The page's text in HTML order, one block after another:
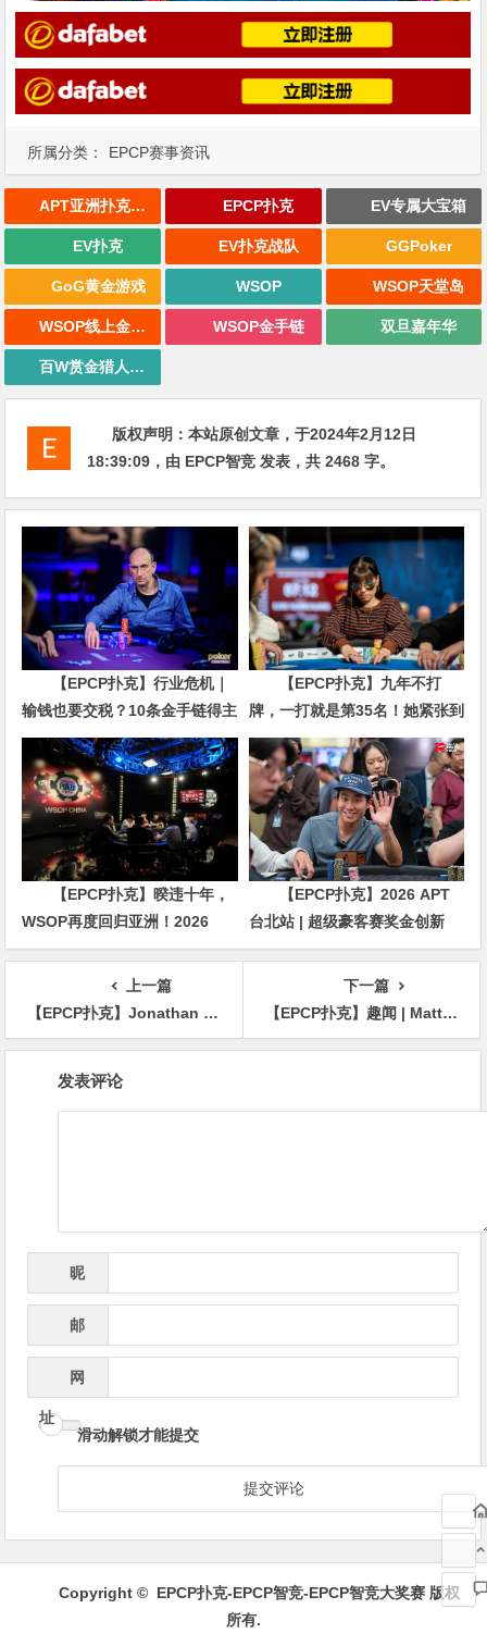
所属分类： EPCP赛事资讯
APT亚洲扑克巡回赛 EPCP扑克 EV专属大宝箱
EV扑克 EV扑克战队 GGPoker
GoG黄金游戏 WSOP WSOP天堂岛
WSOP线上金手链 WSOP金手链 双旦嘉年华
百W赏金猎人大奖赛
版权声明：本站原创文章，于2024年2月12日
18:39:09 ，由 EPCP智竞 发表，共 2468 字。
【EPCP扑克】行业危机｜
输钱也要交税？10条金手链得主
直言“扛不住”，主动砍掉四分之
三比赛
【EPCP扑克】九年不打
牌，一打就是第35名！她紧张到
脚悬空，但全世界以为她很淡定
【EPCP扑克】暌违十年，
WSOP再度回归亚洲！2026
APL济州站6月19-28日盛大登
【EPCP扑克】2026 APT
台北站 | 超级豪客赛奖金创新
高，美国选手Ethan
“Rampage” Yau领跑全场！
上一篇
【EPCP扑克】Jonathan Little在PokerGO Cup再夺一冠，获封年度PokerGO Cup Champion
下一篇
【EPCP扑克】趣闻 | Matt Berkey向丹牛开炮：该死的骗子,没有骨气的懦夫
发表评论
昵
邮
网
址
滑动解锁才能提交
Copyright © EPCP扑克-EPCP智竞-EPCP智竞大奖赛版权
所有.